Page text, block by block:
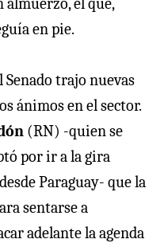
en pie.
Senado trajo nuevas
ánimos en el sector.
(RN) -quien se
por ir a la gira
Paraguay- que la
sentarse a
adelante la agenda